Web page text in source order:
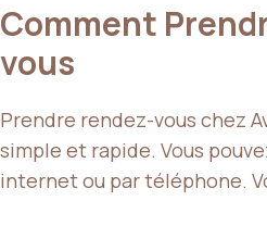
Comment
vous
Prendre rendez-vous chez
simple et rapide. Vous
internet ou par téléphone.